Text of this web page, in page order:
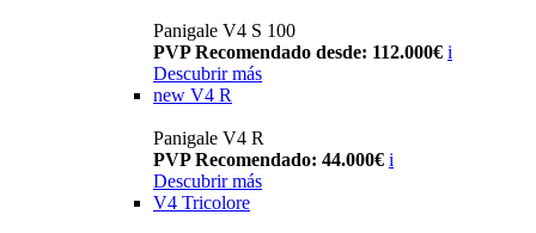
Panigale V4 S 100
PVP Recomendado desde: 112.000€ i
Descubrir más
new V4 R
Panigale V4 R
PVP Recomendado: 44.000€ i
Descubrir más
V4 Tricolore